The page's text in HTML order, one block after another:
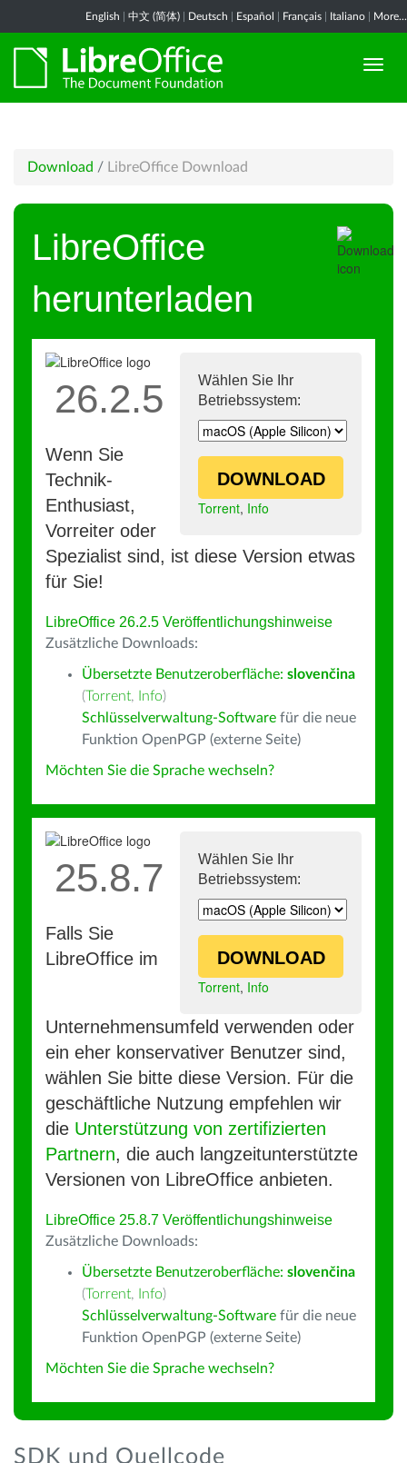
English 中文 (简体) Deutsch Español Français Italiano More...
Download / LibreOffice Download
LibreOffice
herunterladen
Wählen Sie Ihr
Betriebssystem:
DOWNLOAD
Torrent, Info
26.2.5
Wenn Sie
Technik-
Enthusiast,
Vorreiter oder
Spezialist sind, ist diese Version etwas
für Sie!
LibreOffice 26.2.5 Veröffentlichungshinweise
Zusätzliche Downloads:
Übersetzte Benutzeroberfläche: slovenčina
(Torrent, Info)
Schlüsselverwaltung-Software für die neue
Funktion OpenPGP (externe Seite)
Möchten Sie die Sprache wechseln?
Wählen Sie Ihr
Betriebssystem:
DOWNLOAD
Torrent, Info
25.8.7
Falls Sie
LibreOffice im
Unternehmensumfeld verwenden oder
ein eher konservativer Benutzer sind,
wählen Sie bitte diese Version. Für die
geschäftliche Nutzung empfehlen wir
die Unterstützung von zertifizierten
Partnern, die auch langzeitunterstützte
Versionen von LibreOffice anbieten.
LibreOffice 25.8.7 Veröffentlichungshinweise
Zusätzliche Downloads:
Übersetzte Benutzeroberfläche: slovenčina
(Torrent, Info)
Schlüsselverwaltung-Software für die neue
Funktion OpenPGP (externe Seite)
Möchten Sie die Sprache wechseln?
SDK und Quellcode